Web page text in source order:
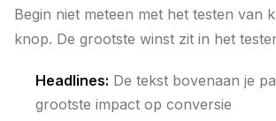
Begin niet meteen met het testen van
knop. De grootste winst zit in het
Headlines: De tekst bovenaan je
grootste impact op conversie